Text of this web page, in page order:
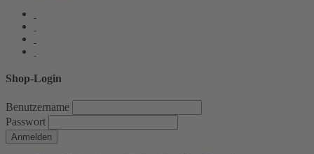
Shop-Login
Benutzername
Passwort
Anmelden